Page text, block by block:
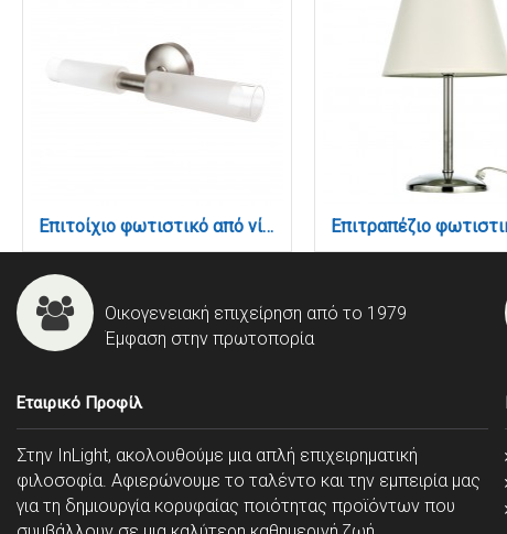
Επιτοίχιο φωτιστικό από νίκελ ματ μέταλλο και αμμοβολή γυαλί 2XG9 D:31,5cm (1039-Νίκελ Ματ)
Οικογενειακή επιχείρηση από το 1979
Έμφαση στην πρωτοπορία
Εταιρικό Προφίλ
Στην InLight, ακολουθούμε μια απλή επιχειρηματική
φιλοσοφία. Αφιερώνουμε το ταλέντο και την εμπειρία μας
για τη δημιουργία κορυφαίας ποιότητας προϊόντων που